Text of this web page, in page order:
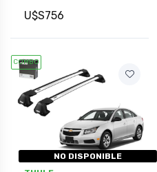
U$S756
COMBO
NO DISPONIBLE